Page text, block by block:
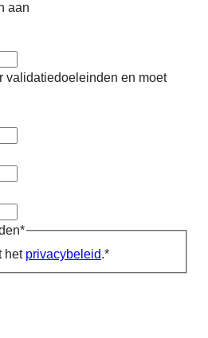
aan
validatiedoeleinden en moet
*
het privacybeleid.*